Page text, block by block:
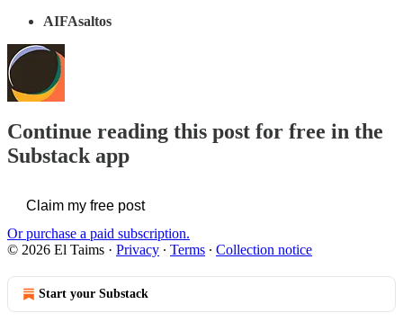
AIFAsaltos
Continue reading this post for free in the
Substack app
Claim my free post
Or purchase a paid subscription.
© 2026 El Taims · Privacy ∙ Terms ∙ Collection notice
Start your Substack